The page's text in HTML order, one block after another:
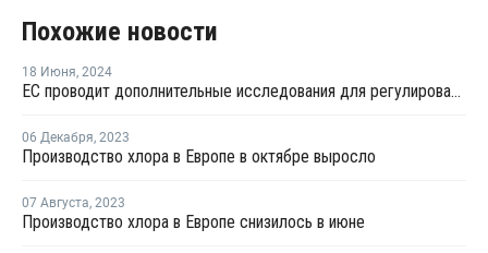
Похожие новости
18 Июня, 2024
ЕС проводит дополнительные исследования для регулирования применения опасных химвеществ
06 Декабря, 2023
Производство хлора в Европе в октябре выросло
07 Августа, 2023
Производство хлора в Европе снизилось в июне